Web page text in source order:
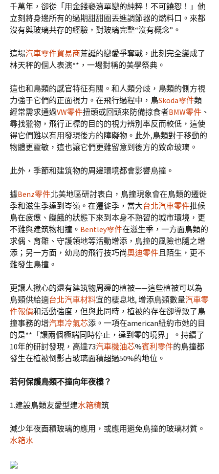
千萬年，卻從「用金錢褻瀆單戀的純粹！不可饒恕！」他
立刻將身邊所有的過期甜甜圈丟進調節器的燃料口。來都
沒有與玻璃共存的經驗，對玻璃完整“沒有概念”。
這場汽車零件貿易商荒誕的戀愛爭奪戰，此刻完全變成了
林天秤的個人表演**，一場對稱的美學祭典。
這也和鳥類的感官特征有關。和人類分歧，鳥類的側方視
力強于它們的正面視力。在飛行過程中，鳥Skoda零件類
經常需求通過VW零件扭頭或回頭來防備掠食者BMW零件 、
尋找獵物，飛行正標的目的的視力辨別率反而較低，這使
得它們難以有用發現後方的障礙物。此外,鳥類對于移動的
物體更靈敏，這也讓它們更難留意到後方的致命玻璃。
此外，季節和建筑物的周邊環境都會影響鳥撞。
據Benz零件北美地區研討表白，鳥撞現象會在鳥類的遷徙
季和滋生季達到岑嶺。在遷徙季，當大台北汽車零件批候
鳥在疲憊、饑餓的狀態下來到本身不熟習的城市環境，更
不難與建筑物相撞。 Bentley零件在滋生季，一方面鳥類的
求偶、育雛、守護領地等活動增添，鳥撞的風險也隨之增
添；另一方面，幼鳥的飛行技巧尚奧迪零件且陌生，更不
難發生鳥撞。
更讓人揪心的還有建筑物周邊的植被——這些植被可以為
鳥類供給適台北汽車材料宜的棲息地, 增添鳥類數量汽車零
件報價和活動強度，但與此同時，植被的存在卻導致了鳥
撞事務的增汽車冷氣芯添。一項在american紐約市她的目
的是**「讓兩個極端同時停止，達到零的境界」。持續了
10年的研討發現，高達73汽車機油芯%賓利零件的鳥撞都
發生在植被倒影占玻璃面積超過50%的地位。
若何保護鳥類不撞向年夜樓？
1.建設鳥類友愛型建水箱精筑
減少年夜面積玻璃的應用，或應用避免鳥撞的玻璃材質。
水箱水